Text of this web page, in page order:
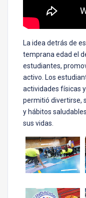
La idea detrás de
temprana edad el
estudiantes,
activo. Los
actividades físicas
permitió divertirse,
y hábitos
sus vidas.